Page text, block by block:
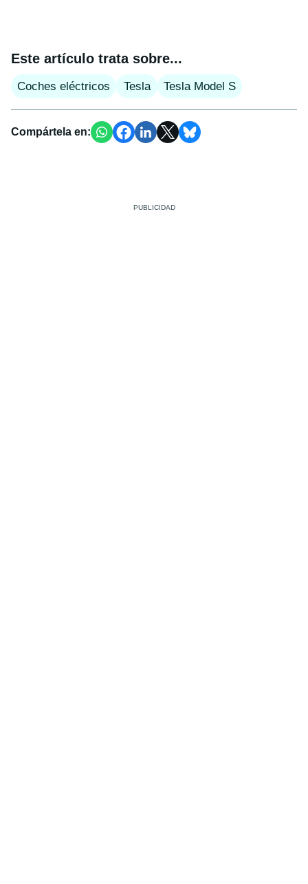
Este artículo trata sobre...
Coches eléctricos Tesla Tesla Model S
Compártela en: